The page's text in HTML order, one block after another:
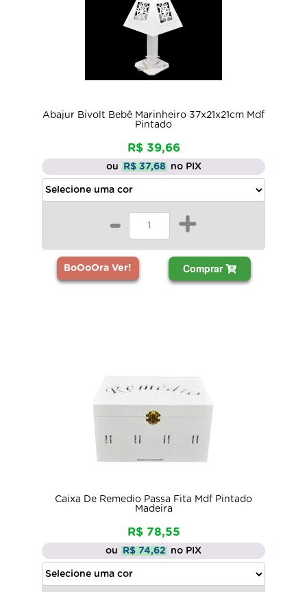
Abajur Bivolt Bebê Marinheiro 37x21x21cm Mdf
Pintado
R$ 39,66
ou R$ 37,68 no PIX
- +
BoOoOra Ver! Comprar
Caixa De Remedio Passa Fita Mdf Pintado
Madeira
R$ 78,55
ou R$ 74,62 no PIX